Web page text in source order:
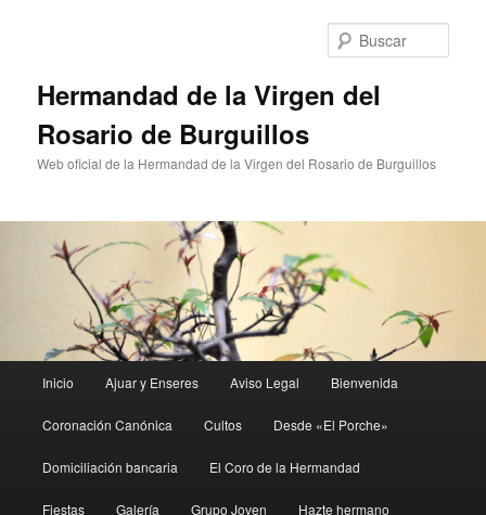
Hermandad de la Virgen del
Rosario de Burguillos
Web oficial de la Hermandad de la Virgen del Rosario de Burguillos
principal
Inicio Ajuar y Enseres Aviso Legal Bienvenida
Coronación Canónica Cultos Desde «El Porche»
Domiciliación bancaria El Coro de la Hermandad
Fiestas Galería Grupo Joven Hazte hermano